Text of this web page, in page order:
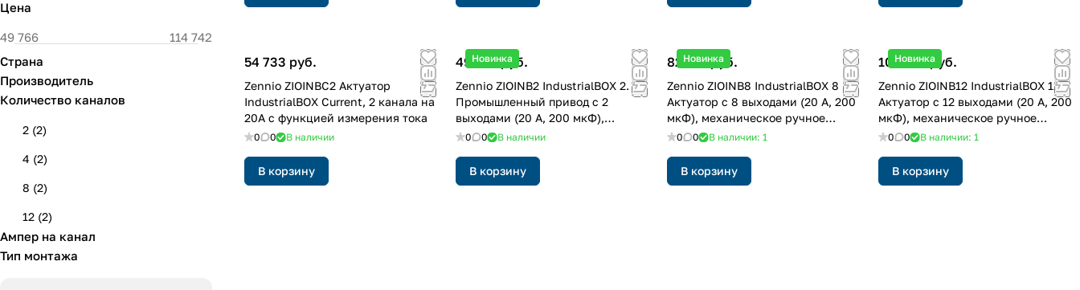
54 733 руб.
Zennio ZIOINBC2 Актуатор
IndustrialBOX Current, 2 канала на
20А с функцией измерения тока
0 0 В наличии
В корзину
Новинка
49 767 руб.
Zennio ZIOINB2 IndustrialBOX 2.
Промышленный привод с 2
выходами (20 А, 200 мкФ),
механическое ручное управление
0 0 В наличии
В корзину
Новинка
82 255 руб.
Zennio ZIOINB8 IndustrialBOX 8
Актуатор с 8 выходами (20 А, 200
мкФ), механическое ручное
управление и KNX Secure
0 0 В наличии: 1
В корзину
Новинка
107 293 руб.
Zennio ZIOINB12 IndustrialBOX 12
Актуатор с 12 выходами (20 А, 200
мкФ), механическое ручное
управление и KNX Secure
0 0 В наличии: 1
В корзину
Цена
Страна
Производитель
Количество каналов
2 (2)
4 (2)
8 (2)
12 (2)
Ампер на канал
Тип монтажа